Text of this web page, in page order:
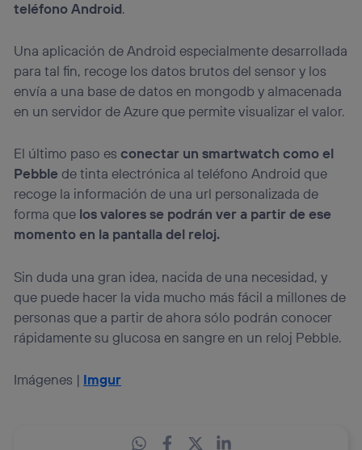
teléfono Android.
Una aplicación de Android especialmente desarrollada
para tal fin, recoge los datos brutos del sensor y los
envía a una base de datos en mongodb y almacenada
en un servidor de Azure que permite visualizar el valor.
El último paso esconectar un smartwatch como el
Pebble de tinta electrónica al teléfono Android que
recoge la información de una url personalizada de
forma que los valores se podrán ver a partir de ese
momento en la pantalla del reloj.
Sin duda una gran idea, nacida de una necesidad, y
que puede hacer la vida mucho más fácil a millones de
personas que a partir de ahora sólo podrán conocer
rápidamente su glucosa en sangre en un reloj Pebble.
Imágenes | Imgur